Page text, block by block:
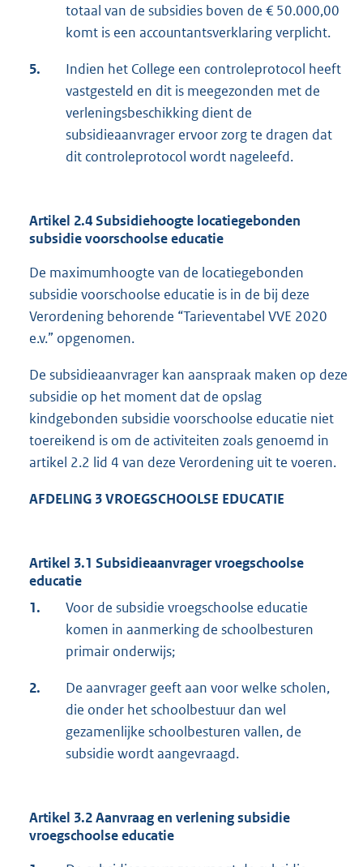
totaal van de subsidies boven de € 50.000,00
komt is een accountantsverklaring verplicht.
5.
Indien het College een controleprotocol heeft
vastgesteld en dit is meegezonden met de
verleningsbeschikking dient de
subsidieaanvrager ervoor zorg te dragen dat
dit controleprotocol wordt nageleefd.
Artikel 2.4 Subsidiehoogte locatiegebonden
subsidie voorschoolse educatie
De maximumhoogte van de locatiegebonden
subsidie voorschoolse educatie is in de bij deze
Verordening behorende “Tarieventabel VVE 2020
e.v.” opgenomen.
De subsidieaanvrager kan aanspraak maken op deze
subsidie op het moment dat de opslag
kindgebonden subsidie voorschoolse educatie niet
toereikend is om de activiteiten zoals genoemd in
artikel 2.2 lid 4 van deze Verordening uit te voeren.
AFDELING 3 VROEGSCHOOLSE EDUCATIE
Artikel 3.1 Subsidieaanvrager vroegschoolse
educatie
1.
Voor de subsidie vroegschoolse educatie
komen in aanmerking de schoolbesturen
primair onderwijs;
2.
De aanvrager geeft aan voor welke scholen,
die onder het schoolbestuur dan wel
gezamenlijke schoolbesturen vallen, de
subsidie wordt aangevraagd.
Artikel 3.2 Aanvraag en verlening subsidie
vroegschoolse educatie